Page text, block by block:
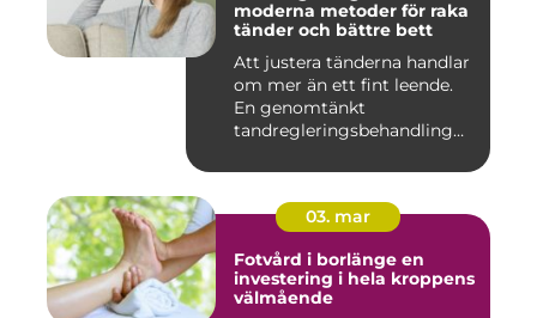
moderna metoder för raka
tänder och bättre bett
Att justera tänderna handlar
om mer än ett fint leende.
En genomtänkt
tandregleringsbehandling
03. mar
Fotvård i borlänge en
investering i hela kroppens
välmående